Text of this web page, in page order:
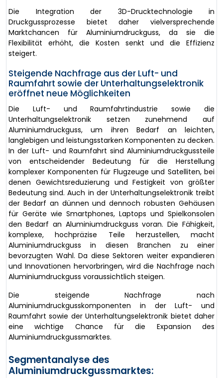
Die Integration der 3D-Drucktechnologie in
Druckgussprozesse bietet daher vielversprechende
Marktchancen für Aluminiumdruckguss, da sie die
Flexibilität erhöht, die Kosten senkt und die Effizienz
steigert.
Steigende Nachfrage aus der Luft- und
Raumfahrt sowie der Unterhaltungselektronik
eröffnet neue Möglichkeiten
Die Luft- und Raumfahrtindustrie sowie die
Unterhaltungselektronik setzen zunehmend auf
Aluminiumdruckguss, um ihren Bedarf an leichten,
langlebigen und leistungsstarken Komponenten zu decken.
In der Luft- und Raumfahrt sind Aluminiumdruckgussteile
von entscheidender Bedeutung für die Herstellung
komplexer Komponenten für Flugzeuge und Satelliten, bei
denen Gewichtsreduzierung und Festigkeit von größter
Bedeutung sind. Auch in der Unterhaltungselektronik treibt
der Bedarf an dünnen und dennoch robusten Gehäusen
für Geräte wie Smartphones, Laptops und Spielkonsolen
den Bedarf an Aluminiumdruckguss voran. Die Fähigkeit,
komplexe, hochpräzise Teile herzustellen, macht
Aluminiumdruckguss in diesen Branchen zu einer
bevorzugten Wahl. Da diese Sektoren weiter expandieren
und Innovationen hervorbringen, wird die Nachfrage nach
Aluminiumdruckguss voraussichtlich steigen.
Die steigende Nachfrage nach
Aluminiumdruckgusskomponenten in der Luft- und
Raumfahrt sowie der Unterhaltungselektronik bietet daher
eine wichtige Chance für die Expansion des
Aluminiumdruckgussmarktes.
Segmentanalyse des
Aluminiumdruckgussmarktes: